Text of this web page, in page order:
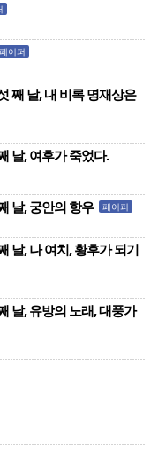
페이퍼
째 날, 내 비록 명재상은
날, 여후가 죽었다.
날, 궁안의 항우 페이퍼
날, 나 여치, 황후가 되기
날, 유방의 노래, 대풍가